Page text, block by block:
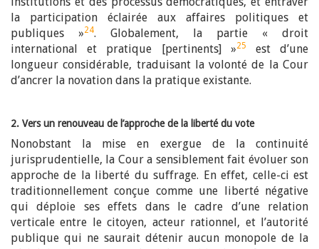
la participation éclairée aux affaires politiques et
publiques »24. Globalement, la partie « droit
international et pratique [pertinents] »25
est d’une
longueur considérable, traduisant la volonté de la Cour
d’ancrer la novation dans la pratique existante.
2. Vers un renouveau de l’approche de la liberté du vote
Nonobstant la mise en exergue de la continuité
jurisprudentielle, la Cour a sensiblement fait évoluer son
approche de la liberté du suffrage. En effet, celle-ci est
traditionnellement conçue comme une liberté négative
qui déploie ses effets dans le cadre d’une relation
verticale entre le citoyen, acteur rationnel, et l’autorité
publique qui ne saurait détenir aucun monopole de la